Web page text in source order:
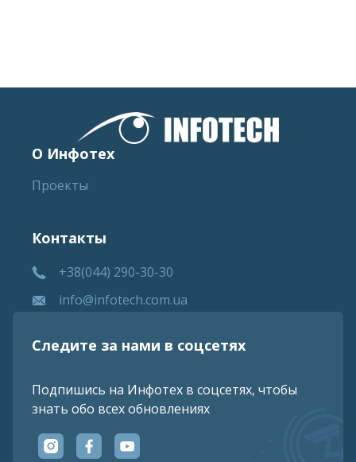
О Инфотех
Проекты
Контакты
+38(044) 290-30-30
info@infotech.com.ua
Следите за нами в соцсетях
Подпишись на Инфотех в соцсетях, чтобы
знать обо всех обновлениях